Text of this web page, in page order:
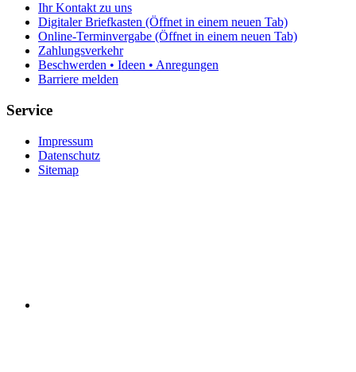
Ihr Kontakt zu uns
Digitaler Briefkasten (Öffnet in einem neuen Tab)
Online-Terminvergabe (Öffnet in einem neuen Tab)
Zahlungsverkehr
Beschwerden • Ideen • Anregungen
Barriere melden
Service
Impressum
Datenschutz
Sitemap